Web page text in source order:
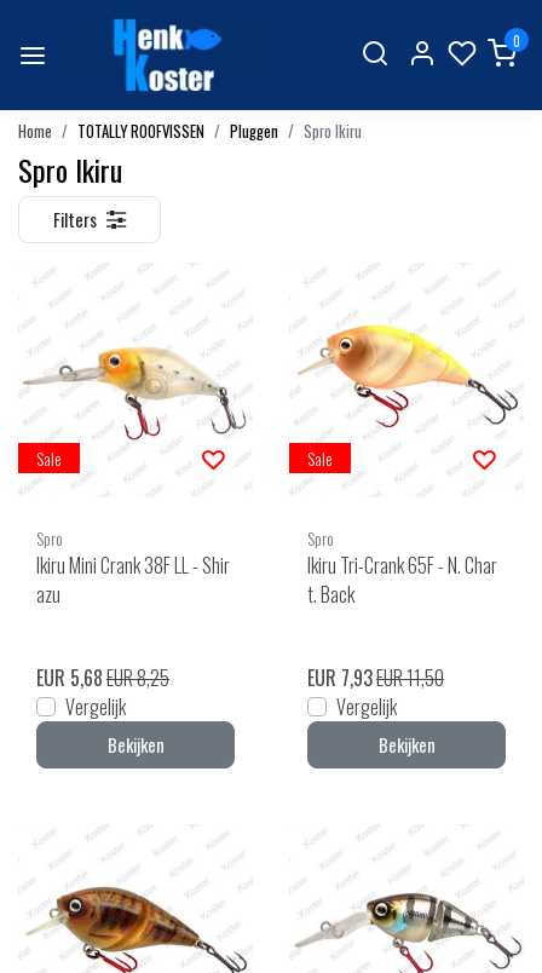
0
Home TOTALLY ROOFVISSEN Pluggen Spro Ikiru
Spro Ikiru
Filters
Sale
Spro
Ikiru Mini Crank 38F LL - Shir
azu
EUR 5,68EUR 8,25
Vergelijk
Bekijken
Sale
Spro
Ikiru Tri-Crank 65F - N. Char
t. Back
EUR 7,93EUR 11,50
Vergelijk
Bekijken